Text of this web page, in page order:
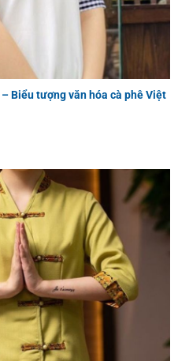
Biểu tượng văn hóa cà phê Việt